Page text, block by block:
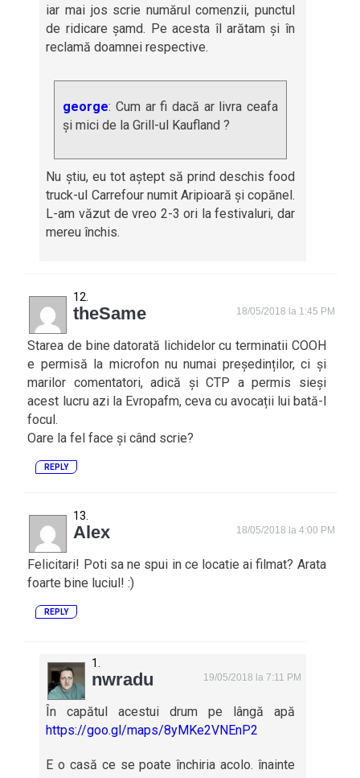
iar mai jos scrie numărul comenzii, punctul
de ridicare șamd. Pe acesta îl arătam și în
reclamă doamnei respective.
george: Cum ar fi dacă ar livra ceafa
și mici de la Grill-ul Kaufland ?
Nu știu, eu tot aștept să prind deschis food
truck-ul Carrefour numit Aripioară și copănel.
L-am văzut de vreo 2-3 ori la festivaluri, dar
mereu închis.
theSame 18/05/2018 la 1:45 PM
Starea de bine datorată lichidelor cu terminatii COOH
e permisă la microfon nu numai președinților, ci și
marilor comentatori, adică și CTP a permis sieși
acest lucru azi la Evropafm, ceva cu avocații lui bată-l
focul.
Oare la fel face și când scrie?
REPLY
Alex 18/05/2018 la 4:00 PM
Felicitari! Poti sa ne spui in ce locatie ai filmat? Arata
foarte bine luciul! :)
REPLY
nwradu 19/05/2018 la 7:11 PM
În capătul acestui drum pe lângă apă
https://goo.gl/maps/8yMKe2VNEnP2
E o casă ce se poate închiria acolo. înainte